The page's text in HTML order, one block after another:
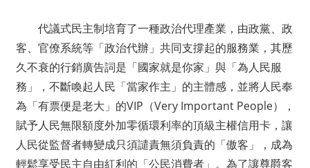
代議式民主制培育了一種政治代理產業，由政黨、政
客、官僚系統等「政治代辦」共同支撐起的服務業，其歷
久不衰的行銷廣告詞是「國家就是你家」與「為人民服
務」，不斷喚起人民「當家作主」的主體感，並將人民奉
為「有票便是老大」的VIP（Very Important People），
賦予人民無限額度外加零循環利率的頂級主權信用卡，讓
人民從監督者轉變成只須譴責無須負責的「傲客」，成為
輕鬆享受民主自由紅利的「公民消費者」。為了讓尊爵客